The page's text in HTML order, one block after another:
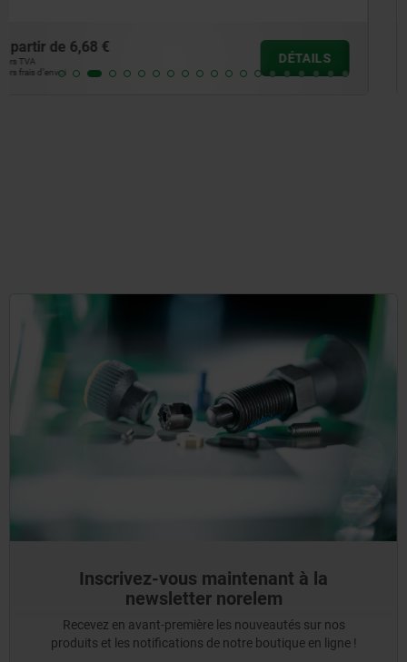
à partir de
hors frais d’envoi
Inscrivez-vous maintenant à la
newsletter norelem
Recevez en avant-première les nouveautés sur nos
produits et les notifications de notre boutique en ligne !